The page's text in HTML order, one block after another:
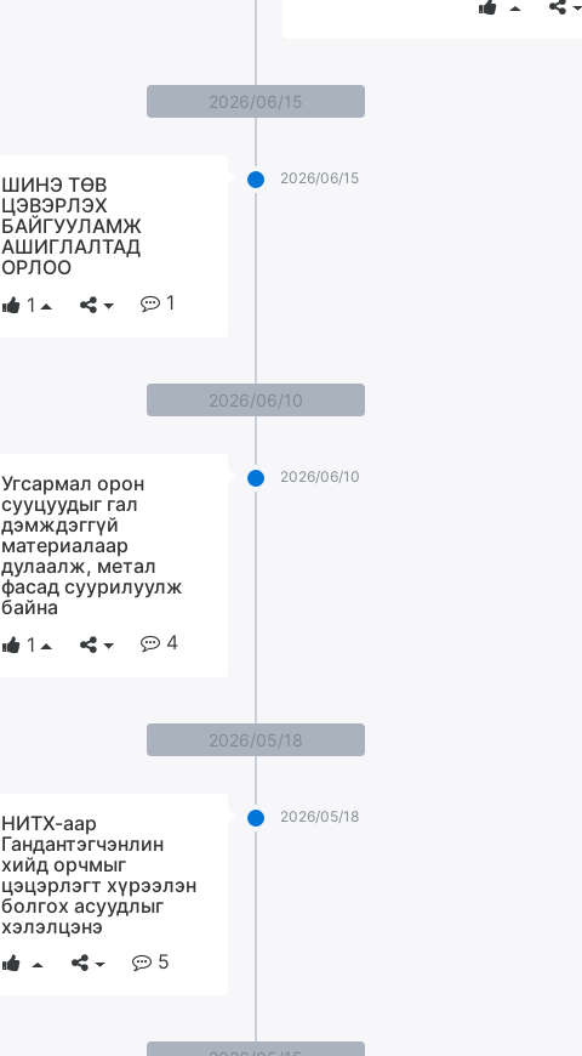
2026/06/15
2026/06/15
ШИНЭ ТӨВ
ЦЭВЭРЛЭХ
БАЙГУУЛАМЖ
АШИГЛАЛТАД
ОРЛОО
1
1
2026/06/10
2026/06/10
Угсармал орон
сууцуудыг гал
дэмждэггүй
материалаар
дулаалж, метал
фасад суурилуулж
байна
1
4
2026/05/18
2026/05/18
НИТХ-аар
Гандантэгчэнлин
хийд орчмыг
цэцэрлэгт хүрээлэн
болгох асуудлыг
хэлэлцэнэ
5